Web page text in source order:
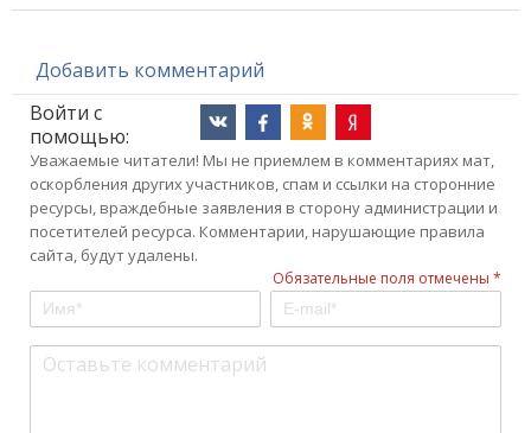
Добавить комментарий
Войти с
помощью:
Уважаемые читатели! Мы не приемлем в комментариях мат,
оскорбления других участников, спам и ссылки на сторонние
ресурсы, враждебные заявления в сторону администрации и
посетителей ресурса. Комментарии, нарушающие правила
сайта, будут удалены.
Обязательные поля отмечены *